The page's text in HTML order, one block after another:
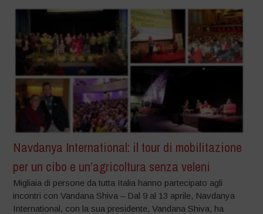
Navdanya International: il tour di mobilitazione
per un cibo e un’agricoltura senza veleni
Migliaia di persone da tutta Italia hanno partecipato agli
incontri con Vandana Shiva – Dal 9 al 13 aprile, Navdanya
International, con la sua presidente, Vandana Shiva, ha